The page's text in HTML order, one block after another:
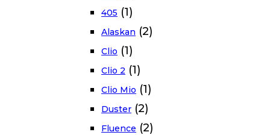
405 (1)
Alaskan (2)
Clio (1)
Clio 2 (1)
Clio Mio (1)
Duster (2)
Fluence (2)